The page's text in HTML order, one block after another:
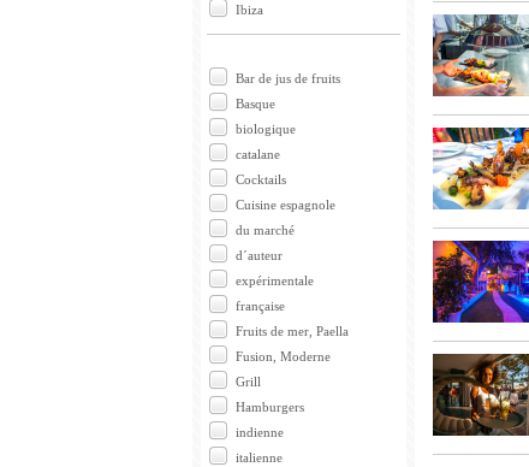
Ibiza
Bar de jus de fruits
Basque
biologique
catalane
Cocktails
Cuisine espagnole
du marché
d´auteur
expérimentale
française
Fruits de mer, Paella
Fusion, Moderne
Grill
Hamburgers
indienne
italienne